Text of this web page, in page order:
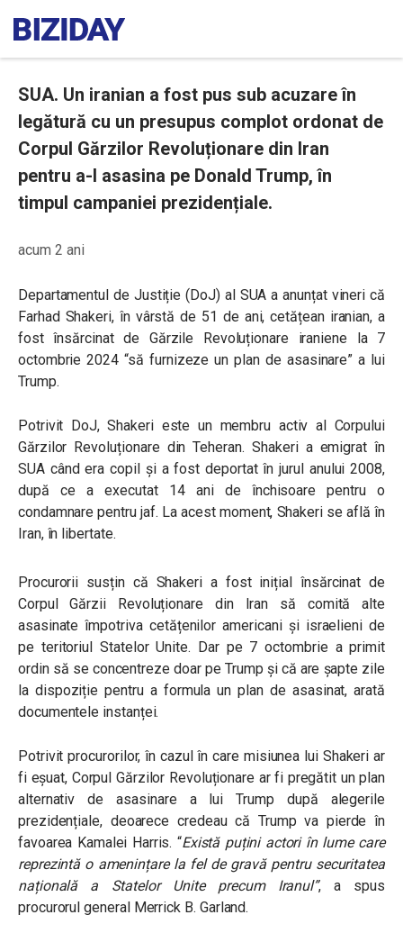
SUA. Un iranian a fost pus sub acuzare în
legătură cu un presupus complot ordonat de
Corpul Gărzilor Revoluționare din Iran
pentru a-l asasina pe Donald Trump, în
timpul campaniei prezidențiale.
acum 2 ani
Departamentul de Justiție (DoJ) al SUA a anunțat vineri că
Farhad Shakeri, în vârstă de 51 de ani, cetățean iranian, a
fost însărcinat de Gărzile Revoluționare iraniene la 7
octombrie 2024 “să furnizeze un plan de asasinare” a lui
Trump.
Potrivit DoJ, Shakeri este un membru activ al Corpului
Gărzilor Revoluționare din Teheran. Shakeri a emigrat în
SUA când era copil și a fost deportat în jurul anului 2008,
după ce a executat 14 ani de închisoare pentru o
condamnare pentru jaf. La acest moment, Shakeri se află în
Iran, în libertate.
Procurorii susțin că Shakeri a fost inițial însărcinat de
Corpul Gărzii Revoluționare din Iran să comită alte
asasinate împotriva cetățenilor americani și israelieni de
pe teritoriul Statelor Unite. Dar pe 7 octombrie a primit
ordin să se concentreze doar pe Trump și că are șapte zile
la dispoziție pentru a formula un plan de asasinat, arată
documentele instanței.
Potrivit procurorilor, în cazul în care misiunea lui Shakeri ar
fi eșuat, Corpul Gărzilor Revoluționare ar fi pregătit un plan
alternativ de asasinare a lui Trump după alegerile
prezidențiale, deoarece credeau că Trump va pierde în
favoarea Kamalei Harris. “Există puțini actori în lume care
reprezintă o amenințare la fel de gravă pentru securitatea
națională a Statelor Unite precum Iranul”, a spus
procurorul general Merrick B. Garland.